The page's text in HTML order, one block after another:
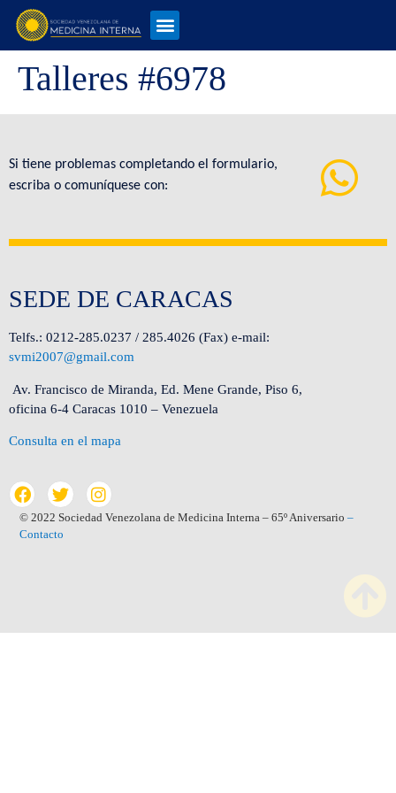
Talleres #6978
Si tiene problemas completando el formulario,
escriba o comuníquese con:
SEDE DE CARACAS
Telfs.: 0212-285.0237 / 285.4026 (Fax) e-mail:
svmi2007@gmail.com
Av. Francisco de Miranda, Ed. Mene Grande, Piso 6,
oficina 6-4 Caracas 1010 – Venezuela
Consulta en el mapa
© 2022 Sociedad Venezolana de Medicina Interna – 65º Aniversario –
Contacto